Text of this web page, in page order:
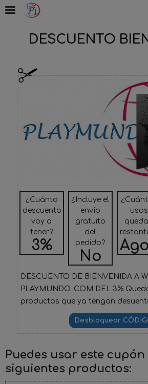
DESCUENTO
¿Cuánto
descuento
voy a
tener?
3%
¿Incluye el
envío
gratuito
del
pedido?
No
usos
DESCUENTO DE BIENVENIDA A
PLAYMUNDO. COM DEL 3%
productos que ya tengan
Puedes usar este cupón
siguientes productos: